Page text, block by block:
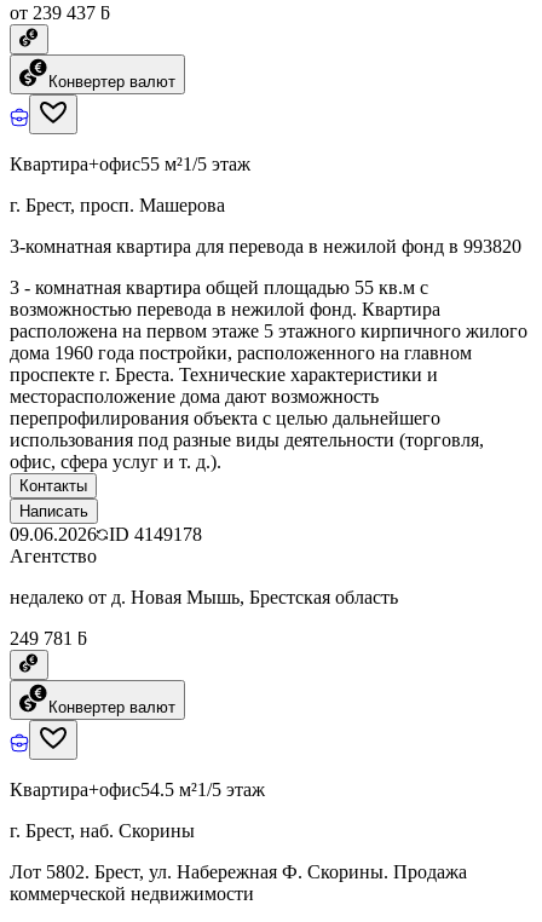
от 239 437 ƃ
Конвертер валют
Квартира+офис55 м²1/5 этаж
г. Брест, просп. Машерова
3-комнатная квартира для перевода в нежилой фонд в 993820
3 - комнатная квартира общей площадью 55 кв.м с
возможностью перевода в нежилой фонд. Квартира
расположена на первом этаже 5 этажного кирпичного жилого
дома 1960 года постройки, расположенного на главном
проспекте г. Бреста. Технические характеристики и
месторасположение дома дают возможность
перепрофилирования объекта с целью дальнейшего
использования под разные виды деятельности (торговля,
офис, сфера услуг и т. д.).
Контакты
Написать
09.06.2026 ID 4149178
Агентство
недалеко от д. Новая Мышь, Брестская область
249 781 ƃ
Конвертер валют
Квартира+офис54.5 м²1/5 этаж
г. Брест, наб. Скорины
Лот 5802. Брест, ул. Набережная Ф. Скорины. Продажа
коммерческой недвижимости